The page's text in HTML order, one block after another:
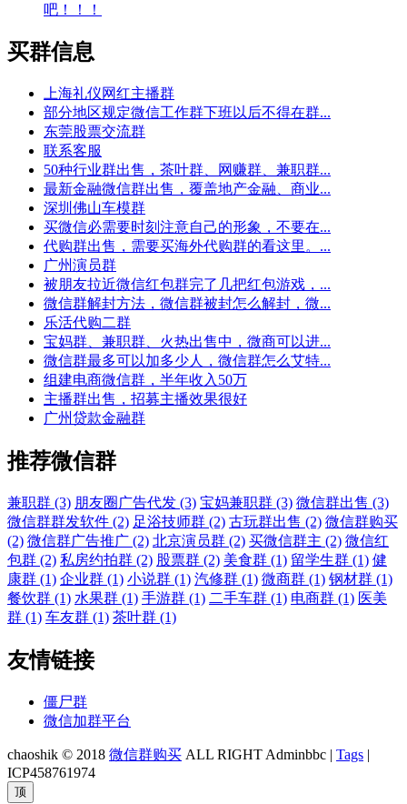
吧！！！
买群信息
上海礼仪网红主播群
部分地区规定微信工作群下班以后不得在群...
东莞股票交流群
联系客服
50种行业群出售，茶叶群、网赚群、兼职群...
最新金融微信群出售，覆盖地产金融、商业...
深圳佛山车模群
买微信必需要时刻注意自己的形象，不要在...
代购群出售，需要买海外代购群的看这里。...
广州演员群
被朋友拉近微信红包群完了几把红包游戏，...
微信群解封方法，微信群被封怎么解封，微...
乐活代购二群
宝妈群、兼职群、火热出售中，微商可以进...
微信群最多可以加多少人，微信群怎么艾特...
组建电商微信群，半年收入50万
主播群出售，招募主播效果很好
广州贷款金融群
推荐微信群
兼职群 (3) 朋友圈广告代发 (3) 宝妈兼职群 (3) 微信群出售 (3)
微信群群发软件 (2) 足浴技师群 (2) 古玩群出售 (2) 微信群购买
(2) 微信群广告推广 (2) 北京演员群 (2) 买微信群主 (2) 微信红
包群 (2) 私房约拍群 (2) 股票群 (2) 美食群 (1) 留学生群 (1) 健
康群 (1) 企业群 (1) 小说群 (1) 汽修群 (1) 微商群 (1) 钢材群 (1)
餐饮群 (1) 水果群 (1) 手游群 (1) 二手车群 (1) 电商群 (1) 医美
群 (1) 车友群 (1) 茶叶群 (1)
友情链接
僵尸群
微信加群平台
chaoshik © 2018 微信群购买 ALL RIGHT Adminbbc | Tags |
ICP458761974
顶